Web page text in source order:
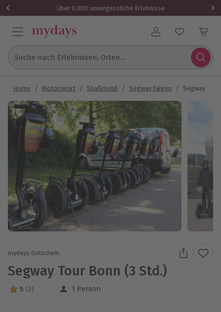
Über 9.000 unvergessliche Erlebnisse
Benutzerkonto
Suche nach Erlebnissen, Orten...
Home / Motorsport / Spaßmobil / Segway fahren / Segway
mydays Gutschein
Segway Tour Bonn (3 Std.)
5 Sterne von 5 aus 2 Bewertungen
5 (2) 1 Person